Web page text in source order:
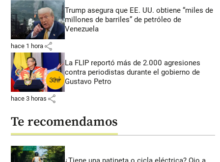
Trump asegura que EE. UU. obtiene “miles de
millones de barriles” de petróleo de
Venezuela
hace 1 hora share
La FLIP reportó más de 2.000 agresiones
contra periodistas durante el gobierno de
Gustavo Petro
hace 3 horas share
Te recomendamos